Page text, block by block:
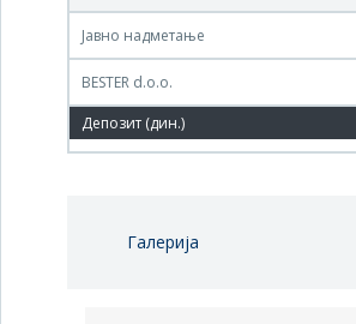
Јавно надметање
BESTER d.o.o.
2,050,000 РСД
Галерија